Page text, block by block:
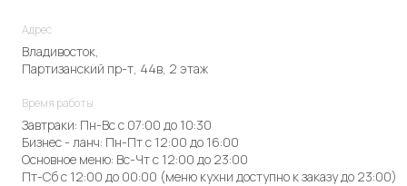
Адрес
Владивосток,
Партизанский пр-т, 44в, 2 этаж
Время работы
Завтраки: Пн-Вс с 07:00 до 10:30
Бизнес - ланч: Пн-Пт с 12:00 до 16:00
Основное меню: Вс-Чт с 12:00 до 23:00
Пт-Сб с 12:00 до 00:00 (меню кухни доступно к заказу до 23:00)